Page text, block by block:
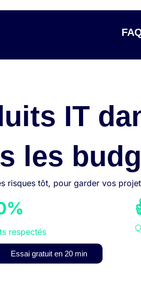
IT
les
risques tôt, pour garder vos
Essai gratuit en 20 min
respectés